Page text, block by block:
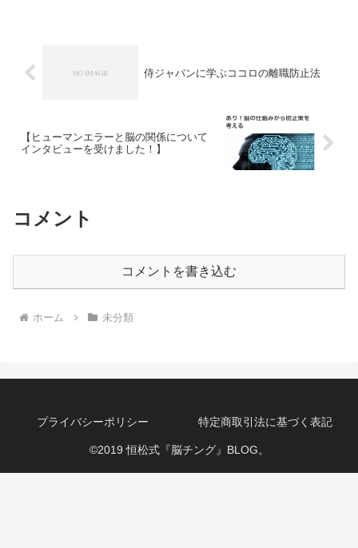
率...
侍ジャパンに学ぶココロの離職防止法
【ヒューマンエラーと脳の関係について
インタビューを受けました！】
コメント
コメントを書き込む
ホーム 未分類
プライバシーポリシー 特定商取引法に基づく表記
©2019 恒松式『脳チング』BLOG。